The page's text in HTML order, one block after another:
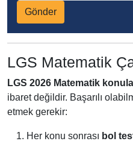
Gönder
LGS Matematik
LGS 2026 Matematik
ibaret değildir. Başarılı
etmek gerekir:
Her konu sonrası bol